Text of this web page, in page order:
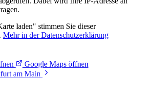
laden" stimmen Sie dieser
Mehr in der Datenschutzerklärung
Google Maps öffnen
am Main